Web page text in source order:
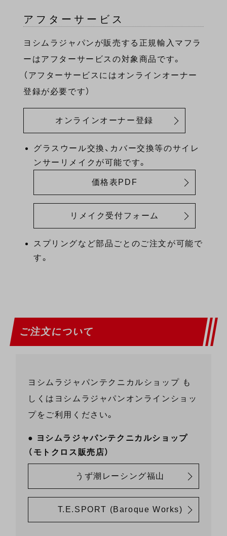
アフターサービス
ヨシムラジャパンが販売する正規輸入マフラ
ーはアフターサービスの対象商品です。
（アフターサービスにはオンラインオーナー
登録が必要です）
オンラインオーナー登録
グラスウール交換、カバー交換等のサイレ
ンサーリメイクが可能です。
価格表PDF
リメイク受付フォーム
スプリングなど部品ごとのご注文が可能で
す。
ご注文について
ヨシムラジャパンテクニカルショップ も
しくはヨシムラジャパンオンラインショッ
プをご利用ください。
ヨシムラジャパンテクニカルショップ
（モトクロス販売店）
うず潮レーシング福山
T.E.SPORT (Baroque Works)